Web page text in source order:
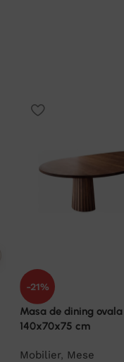
-21%
Masa de dining ovala
140x70x75 cm
Mobilier, Mese